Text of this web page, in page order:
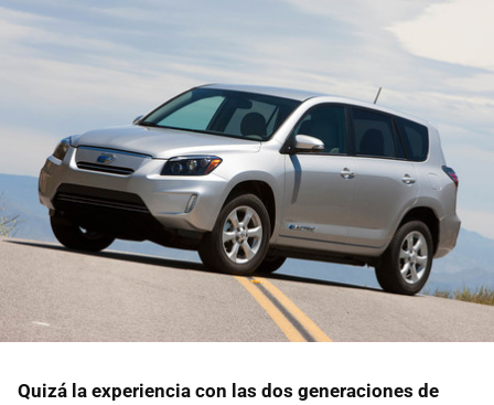
Quizá la experiencia con las dos generaciones de